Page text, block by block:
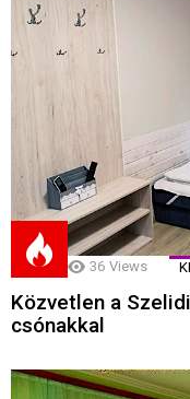
36 Views
Közvetlen a
csónakkal